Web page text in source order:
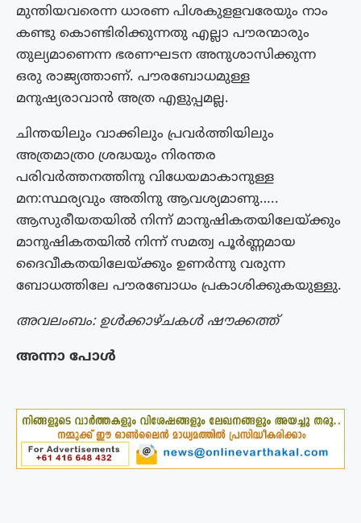
മുന്തിയവരെന്ന ധാരണ പിശകുളളവരേയും നാം
കണ്ടു കൊണ്ടിരിക്കുന്നതു എല്ലാ പൗരന്മാരും
തുല്യമാണെന്ന ഭരണഘടന അനുശാസിക്കുന്ന
ഒരു രാജ്യത്താണ്. പൗരബോധമുള്ള
മനുഷ്യരാവാൻ അത്ര എളുപ്പമല്ല.
ചിന്തയിലും വാക്കിലും പ്രവർത്തിയിലും
അത്രമാത്രo ശ്രദ്ധയും നിരന്തര
പരിവർത്തനത്തിനു വിധേയമാകാനുള്ള
മന:സ്ഥര്യവും അതിനു ആവശ്യമാണു…..
ആസുരീയതയിൽ നിന്ന് മാനുഷികതയിലേയ്ക്കും
മാനുഷികതയിൽ നിന്ന് സമത്വ പൂർണ്ണമായ
ദൈവീകതയിലേയ്ക്കും ഉണർന്നു വരുന്ന
ബോധത്തിലേ പൗരബോധം പ്രകാശിക്കുകയുള്ളു.
അവലംബം: ഉൾക്കാഴ്ചകൾ ഷൗക്കത്ത്
അന്നാ പോൾ